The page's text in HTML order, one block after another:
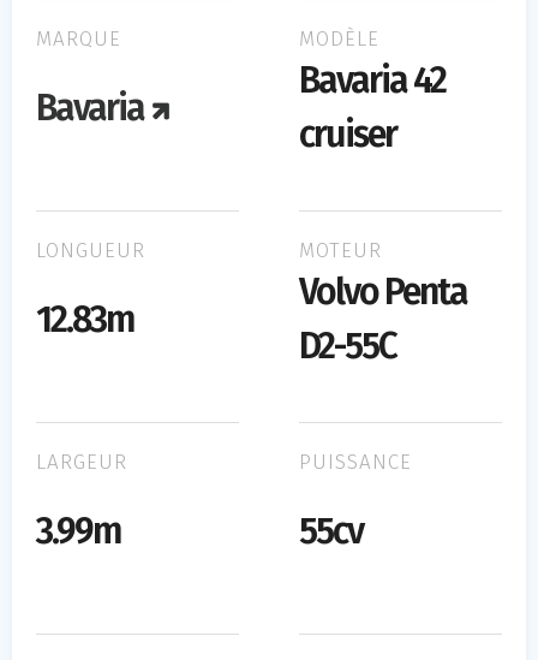
MARQUE
Bavaria
MODÈLE
Bavaria 42
cruiser
LONGUEUR
12.83m
MOTEUR
Volvo Penta
D2-55C
LARGEUR
3.99m
PUISSANCE
55cv